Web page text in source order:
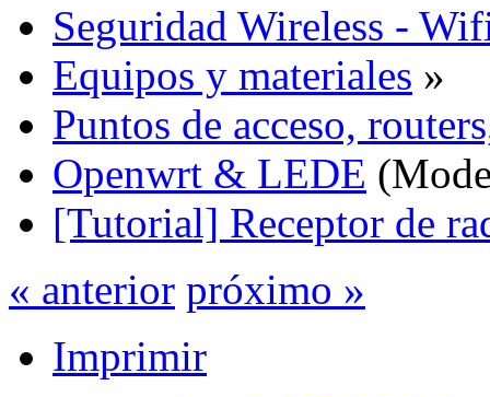
Seguridad Wireless -
Equipos y materiales »
Puntos de acceso,
Openwrt & LEDE
[Tutorial] Receptor de
« anterior próximo »
Imprimir